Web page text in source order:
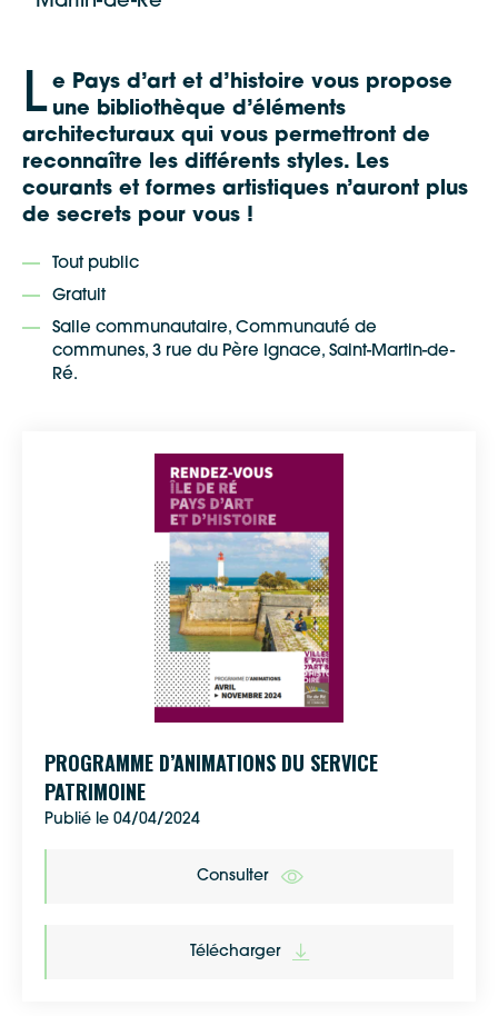
L e Pays d’art et d’histoire vous propose
une bibliothèque d’éléments
architecturaux qui vous permettront de
reconnaître les différents styles. Les
courants et formes artistiques n’auront plus
de secrets pour vous !
Tout public
Gratuit
Salle communautaire, Communauté de
communes, 3 rue du Père Ignace, Saint-Martin-de-
Ré.
PROGRAMME D’ANIMATIONS DU SERVICE
PATRIMOINE
Publié le 04/04/2024
Consulter
Télécharger
Apple Plans